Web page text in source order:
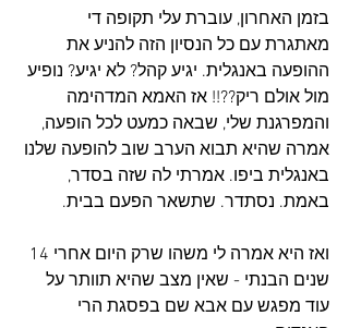
בזמן האחרון, עוברת עלי תקופה די
מאתגרת עם כל הנסיון הזה להניע את
ההופעה באנגלית. יגיע קהל? לא יגיע? נופיע
מול אולם ריק??!! אז האמא המדהימה
והמפרגנת שלי, שבאה כמעט לכל הופעה,
אמרה שהיא תבוא הערב שוב להופעה שלנו
באנגלית ביפו. אמרתי לה שזה בסדר,
באמת. נסתדר. שתשאר הפעם בבית.
שנים הבנתי - שאין מצב שהיא תוותר על
עוד מפגש עם אבא שם בפסגת הרי